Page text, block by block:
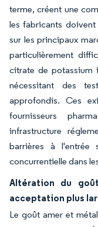
terme, créent une
les fabricants doivent
sur les principaux
particulièrement
citrate de potassium
nécessitant des
approfondis. Ces
fournisseurs
infrastructure
barrières à l'entrée
concurrentielle dans
Altération du
acceptation plus
Le goût amer et